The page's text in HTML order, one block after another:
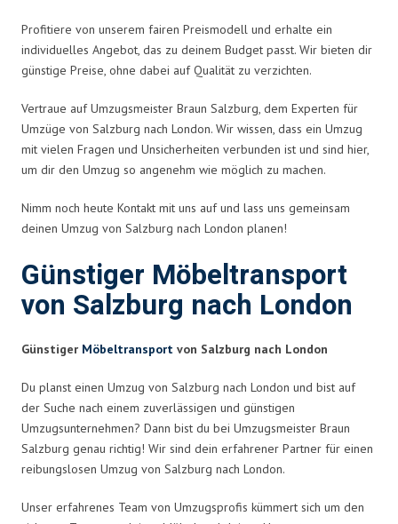
Profitiere von unserem fairen Preismodell und erhalte ein
individuelles Angebot, das zu deinem Budget passt. Wir bieten dir
günstige Preise, ohne dabei auf Qualität zu verzichten.
Vertraue auf Umzugsmeister Braun Salzburg, dem Experten für
Umzüge von Salzburg nach London. Wir wissen, dass ein Umzug
mit vielen Fragen und Unsicherheiten verbunden ist und sind hier,
um dir den Umzug so angenehm wie möglich zu machen.
Nimm noch heute Kontakt mit uns auf und lass uns gemeinsam
deinen Umzug von Salzburg nach London planen!
Günstiger Möbeltransport
von Salzburg nach London
Günstiger Möbeltransport von Salzburg nach London
Du planst einen Umzug von Salzburg nach London und bist auf
der Suche nach einem zuverlässigen und günstigen
Umzugsunternehmen? Dann bist du bei Umzugsmeister Braun
Salzburg genau richtig! Wir sind dein erfahrener Partner für einen
reibungslosen Umzug von Salzburg nach London.
Unser erfahrenes Team von Umzugsprofis kümmert sich um den